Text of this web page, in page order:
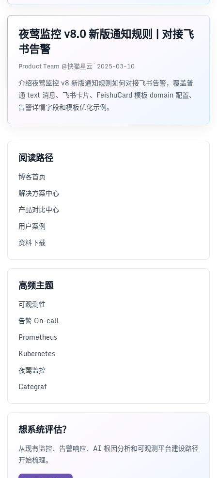
夜莺监控 v8.0 新版通知规则 | 对接飞
书告警
Product Team @快猫星云 · 2025-03-10
介绍夜莺监控 v8 新版通知规则如何对接飞书告警，覆盖普
通 text 消息、飞书卡片、FeishuCard 模板 domain 配置、
告警详情字段和模板优化示例。
阅读路径
博客首页
解决方案中心
产品对比中心
用户案例
资料下载
高频主题
可观测性
告警 On-call
Prometheus
Kubernetes
夜莺监控
Categraf
想系统评估？
从现有监控、告警响应、AI 根因分析和可观测平台建设路径
开始梳理。